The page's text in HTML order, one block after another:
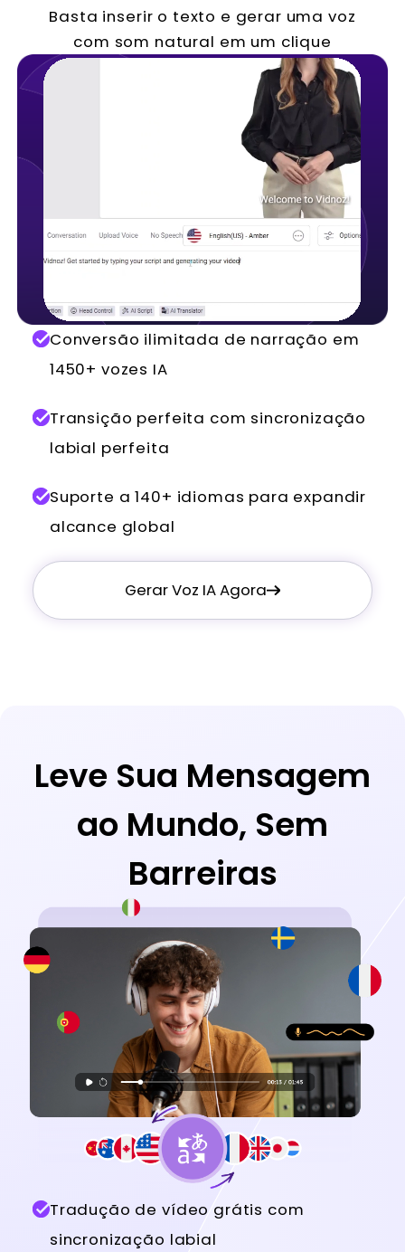
Basta inserir o texto e gerar uma voz
com som natural em um clique
Conversão ilimitada de narração em
1450+ vozes IA
Transição perfeita com sincronização
labial perfeita
Suporte a 140+ idiomas para expandir
alcance global
Gerar Voz IA Agora
Leve Sua Mensagem
ao Mundo, Sem
Barreiras
Tradução de vídeo grátis com
sincronização labial